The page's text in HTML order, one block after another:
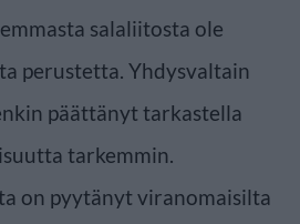
salaliitosta ole
perustetta. Yhdysvaltain
päättänyt tarkastella
tarkemmin.
on pyytänyt viranomaisilta